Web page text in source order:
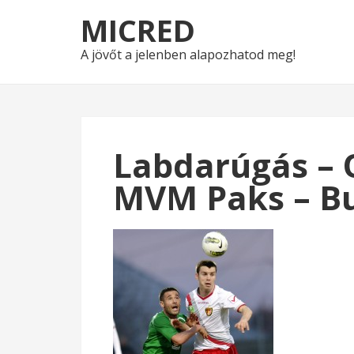
to
navigation
to
content
MICRED
A jövőt a jelenben alapozhatod meg!
Labdarúgás –
MVM Paks –